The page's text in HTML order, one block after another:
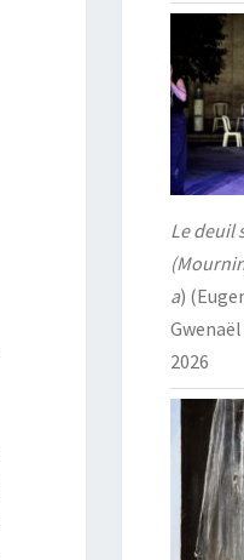
Le deuil
a)
2026